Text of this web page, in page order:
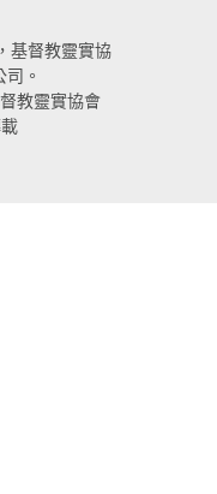
基督教靈實協
。
教靈實協會